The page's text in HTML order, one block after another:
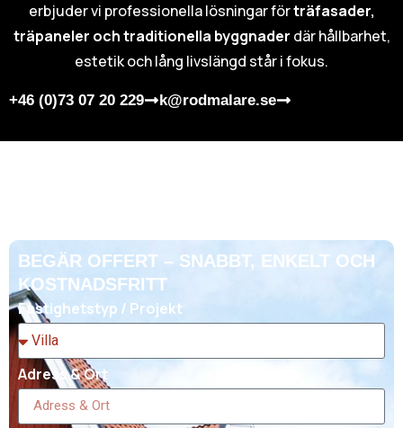
erbjuder vi professionella lösningar förträfasader,
träpaneler och traditionella byggnader där hållbarhet,
estetik och lång livslängd står i fokus.
+46 (0)73 07 20 229 k@rodmalare.se
BEGÄR OFFERT – SNABBT, ENKELT OCH
KOSTNADSFRITT
Fastighetstyp / Projekt
Adress & Ort